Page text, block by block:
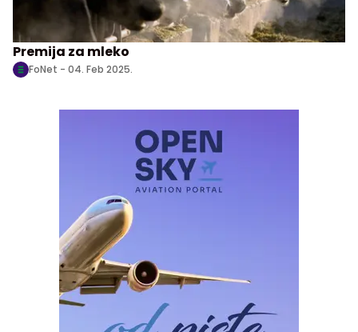
Premija za mleko
FoNet - 04. Feb 2025.